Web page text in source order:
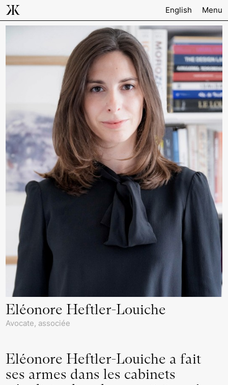
English Menu
Eléonore Heftler-Louiche
Avocate, associée
Eléonore Heftler-Louiche a fait
ses armes dans les cabinets